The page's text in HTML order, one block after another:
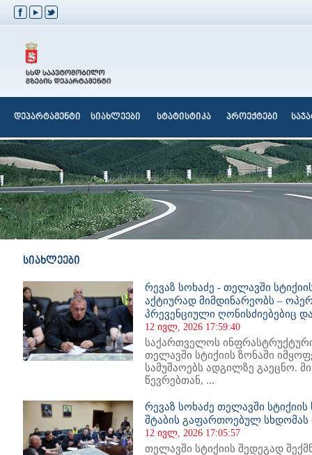
დეპარტამენტი სიახლეები სტატისტიკა პროექტები
სიახლეები
რევაზ სოხაძე - თელავში
აქტიურად მიმდინარეობს –
პრევენციული ღონისძიებებიც
12 ივლ, 2026 17:59:40
საქართველოს
თელავში სტიქიის ზონაში
სამუშაოებს ადგილზე გაეცნო.
წევრებთან, ...
რევაზ სოხაძე თელავში
შტაბის გაფართოებულ
12 ივლ, 2026 17:05:57
თელავში სტიქიის შედეგად